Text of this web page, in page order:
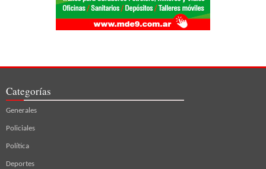
Categorías
Generales
Policiales
Política
Deportes